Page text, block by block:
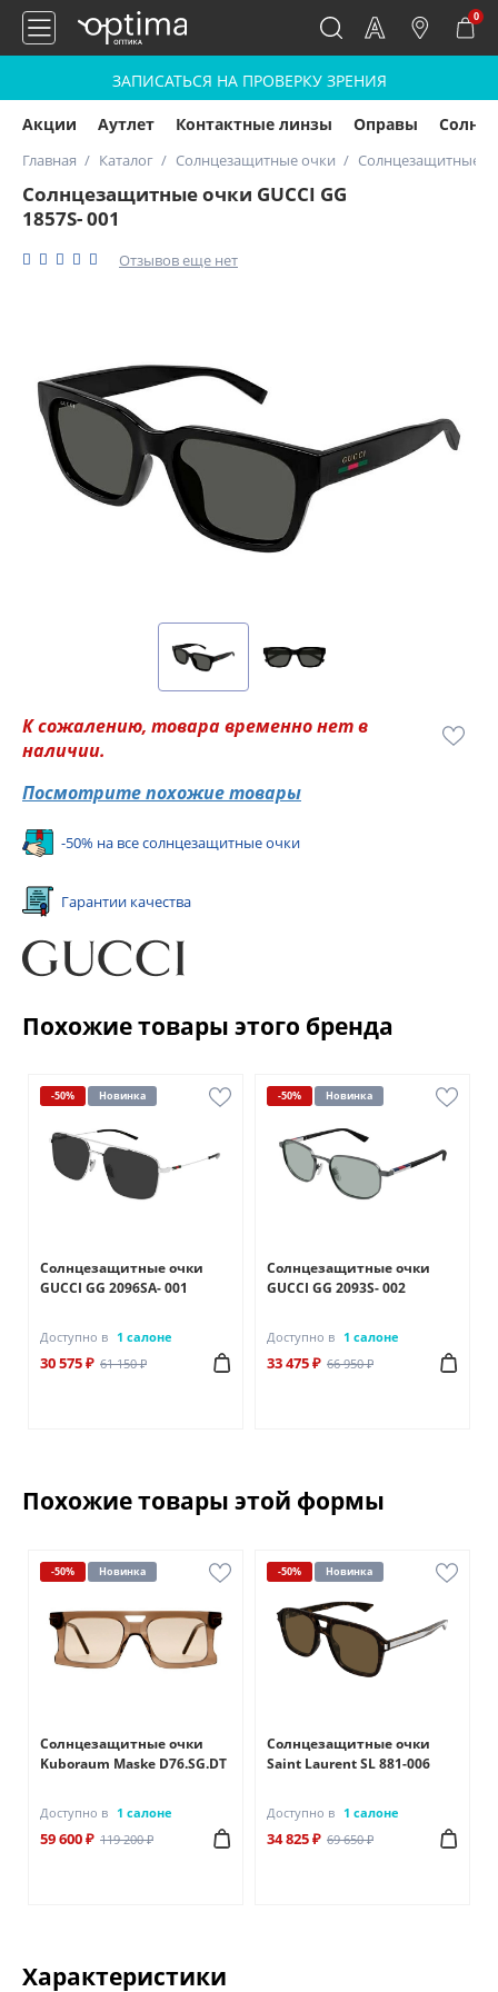
0
ЗАПИСАТЬСЯ НА ПРОВЕРКУ ЗРЕНИЯ
Акции Аутлет Контактные линзы Оправы
Главная Каталог Солнцезащитные очки Солнцезащитные
Солнцезащитные очки GUCCI GG
1857S- 001
Отзывов еще нет
К сожалению, товара временно нет в
наличии.
Посмотрите похожие товары
-50% на все солнцезащитные очки
Гарантии качества
Похожие товары этого бренда
-50% Новинка
Солнцезащитные очки
GUCCI GG 2096SA- 001
Доступно в 1 салоне
30 575 ₽ 61 150 ₽
-50% Новинка
Солнцезащитные очки
GUCCI GG 2093S- 002
Доступно в 1 салоне
33 475 ₽ 66 950 ₽
Похожие товары этой формы
-50% Новинка
Солнцезащитные очки
Kuboraum Maske D76.SG.DT
Доступно в 1 салоне
59 600 ₽ 119 200 ₽
-50% Новинка
Солнцезащитные очки
Saint Laurent SL 881-006
Доступно в 1 салоне
34 825 ₽ 69 650 ₽
Характеристики